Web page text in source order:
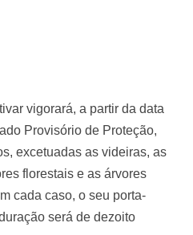
vigorará, a partir da data
Provisório de Proteção,
excetuadas as videiras, as
florestais e as árvores
cada caso, o seu porta-
será de dezoito